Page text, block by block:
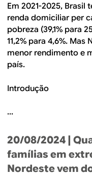
Em 2021-2025, Brasil
renda domiciliar per
pobreza (39,1% para
11,2% para 4,6%.
menor rendimento e
país.
Introdução
...
20/08/2024 |
famílias em
Nordeste vem